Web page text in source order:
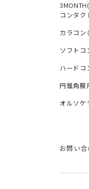
コンタク
カラコン
ソフトコ
ハードコ
円錐角膜
オルソケ
お問い合